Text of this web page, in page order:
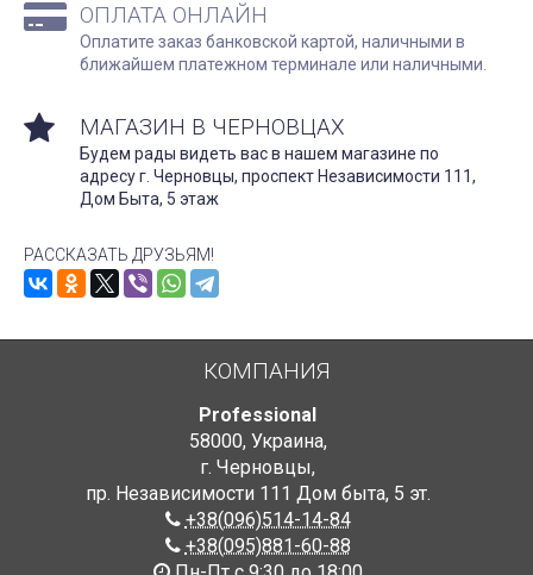
ОПЛАТА ОНЛАЙН
Оплатите заказ банковской картой, наличными в
ближайшем платежном терминале или наличными.
МАГАЗИН В ЧЕРНОВЦАХ
Будем рады видеть вас в нашем магазине по
адресу г. Черновцы, проспект Независимости 111,
Дом Быта, 5 этаж
РАССКАЗАТЬ ДРУЗЬЯМ!
КОМПАНИЯ
Professional
58000, Украина,
г. Черновцы,
пр. Независимости 111 Дом быта, 5 эт.
+38(096)514-14-84
+38(095)881-60-88